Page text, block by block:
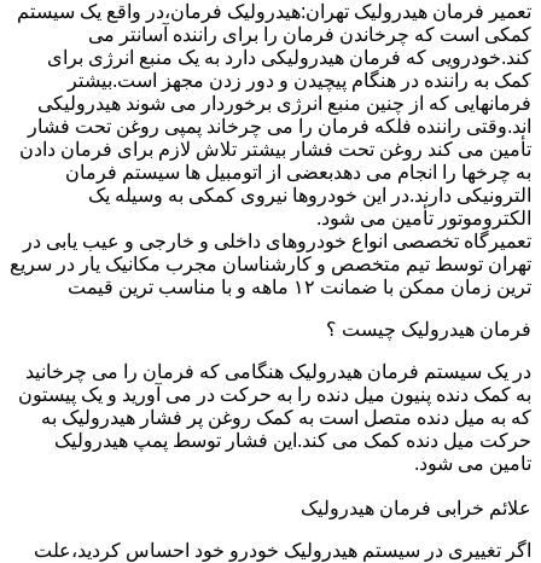
تعمیر فرمان هیدرولیک تهران:هیدرولیک فرمان،در واقع یک سیستم
کمکی است که چرخاندن فرمان را برای راننده آسانتر می
کند.خودرویی که فرمان هیدرولیکی دارد به یک منبع انرژی برای
کمک به راننده در هنگام پیچیدن و دور زدن مجهز است.بیشتر
فرمانهایی که از چنین منبع انرژی برخوردار می شوند هیدرولیکی
اند.وقتی راننده فلکه فرمان را می چرخاند پمپی روغن تحت فشار
تأمین می کند روغن تحت فشار بیشتر تلاش لازم برای فرمان دادن
به چرخها را انجام می دهدبعضی از اتومبیل ها سیستم فرمان
الترونیکی دارند.در این خودروها نیروی کمکی به وسیله یک
الکتروموتور تأمین می شود.
تعمیرگاه تخصصی انواع خودروهای داخلی و خارجی و عیب یابی در
تهران توسط تیم متخصص و کارشناسان مجرب مکانیک یار در سریع
ترین زمان ممکن با ضمانت ۱۲ ماهه و با مناسب ترین قیمت
فرمان هیدرولیک چیست ؟
در یک سیستم فرمان هیدرولیک هنگامی که فرمان را می چرخانید
به کمک دنده پنیون میل دنده را به حرکت در می آورید و یک پیستون
که به میل دنده متصل است به کمک روغن پر فشار هیدرولیک به
حرکت میل دنده کمک می کند.این فشار توسط پمپ هیدرولیک
تامین می شود.
علائم خرابی فرمان هیدرولیک
اگر تغییری در سیستم هیدرولیک خودرو خود احساس کردید،علت